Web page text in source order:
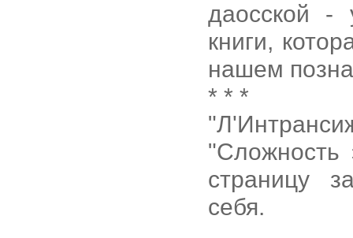
даосской -
книги,
нашем
* * *
"Сложность
страницу
себя.